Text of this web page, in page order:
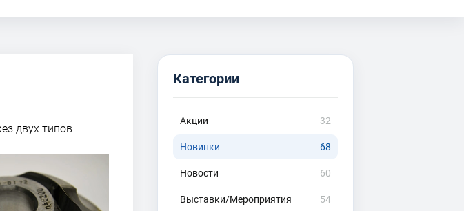
двух типов
Категории
Акции 32
Новинки 68
Новости 60
Выставки/Мероприятия 54